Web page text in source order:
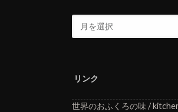
リンク
世界のおふくろの味 /